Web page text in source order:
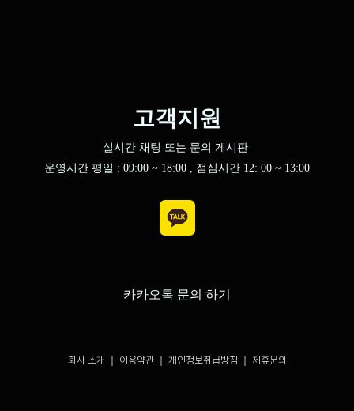
고객지원
실시간 채팅 또는 문의 게시판
운영시간 평일 : 09:00 ~ 18:00 , 점심시간 12: 00 ~ 13:00
카카오톡 문의 하기
회사 소개 ｜ 이용약관 개인정보취급방침 ｜ 제휴문의